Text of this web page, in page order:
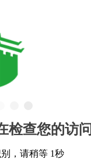
检查您的访问
，请稍等 1秒